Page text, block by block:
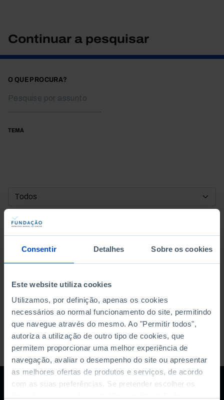
Consentir Detalhes Sobre os cookies
Este website utiliza cookies
Utilizamos, por definição, apenas os cookies
necessários ao normal funcionamento do site, permitindo
que navegue através do mesmo. Ao "Permitir todos",
autoriza a utilização de outro tipo de cookies, que
permitem proporcionar uma melhor experiência de
navegação, avaliar o desempenho do site ou apresentar
as melhores ofertas de produtos e serviços, de acordo
com as suas preferências. Se pretender escolher os
Continuar a pesquisar
O QUE PROCURA?
TEMA
DATA DE INÍCIO
DATA DE FIM